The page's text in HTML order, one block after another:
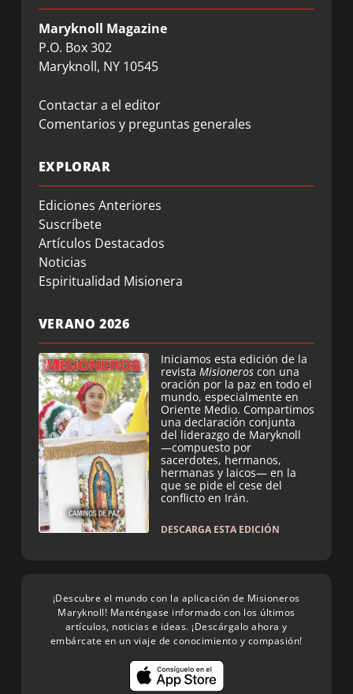
Maryknoll Magazine
P.O. Box 302
Maryknoll, NY 10545
Contactar a el editor
Comentarios y preguntas generales
EXPLORAR
Ediciones Anteriores
Suscríbete
Artículos Destacados
Noticias
Espiritualidad Misionera
VERANO 2026
Iniciamos esta edición de la
revista Misioneros con una
oración por la paz en todo el
mundo, especialmente en
Oriente Medio. Compartimos
una declaración conjunta
del liderazgo de Maryknoll
—compuesto por
sacerdotes, hermanos,
hermanas y laicos— en la
que se pide el cese del
conflicto en Irán.
DESCARGA ESTA EDICIÓN
¡Descubre el mundo con la aplicación de Misioneros
Maryknoll! Manténgase informado con los últimos
artículos, noticias e ideas. ¡Descárgalo ahora y
embárcate en un viaje de conocimiento y compasión!